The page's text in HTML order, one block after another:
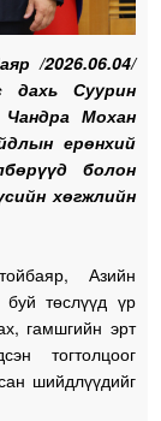
/2026.06.04/
дахь Суурин
Мохан
ерөнхий
болон
хөгжлийн
Азийн
буй төслүүд үр
гамшгийн эрт
тогтолцоог
шийдлүүдийг